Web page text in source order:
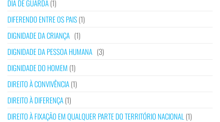
DIA DE GUARDA(1)
DIFERENDO ENTRE OS PAIS(1)
DIGNIDADE DA CRIANÇA (1)
DIGNIDADE DA PESSOA HUMANA (3)
DIGNIDADE DO HOMEM (1)
DIREITO À CONVIVÊNCIA(1)
DIREITO À DIFERENÇA(1)
DIREITO À FIXAÇÃO EM QUALQUER PARTE DO TERRITÓRIO NACIONAL (1)